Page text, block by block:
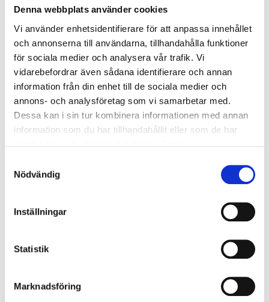
Denna webbplats använder cookies
Vi använder enhetsidentifierare för att anpassa innehållet
och annonserna till användarna, tillhandahålla funktioner
för sociala medier och analysera vår trafik. Vi
vidarebefordrar även sådana identifierare och annan
information från din enhet till de sociala medier och
annons- och analysföretag som vi samarbetar med.
Dessa kan i sin tur kombinera informationen med annan
information som du har tillhandahållit eller som de har
Nödvändig
Inställningar
Statistik
Marknadsföring
Kulör: Obehandlat
Material: Kvistfritt trä